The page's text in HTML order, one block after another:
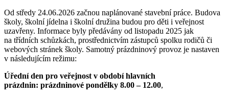
Od středy 24.06.2026 začnou naplánované stavební práce. Budova
školy, školní jídelna i školní družina budou pro děti i veřejnost
uzavřeny. Informace byly předávány od listopadu 2025 jak
na třídních schůzkách, prostřednictvím zástupců spolku rodičů či
webových stránek školy. Samotný prázdninový provoz je nastaven
v následujícím režimu:
Úřední den pro veřejnost v období hlavních
prázdnin: prázdninové pondělky 8.00 – 12.00,